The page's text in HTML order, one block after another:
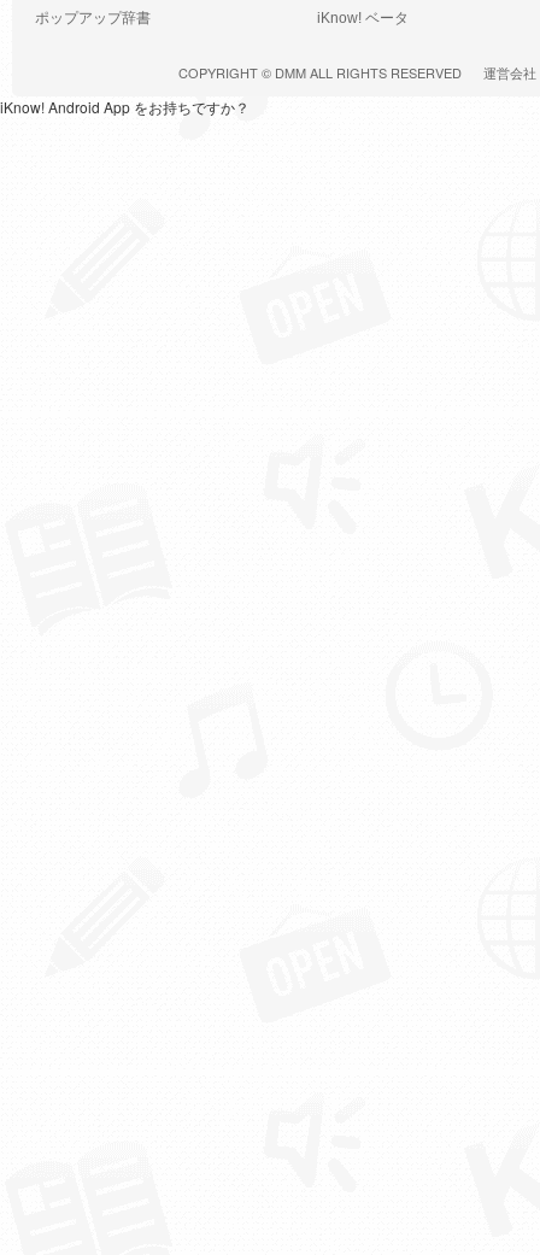
ポップアップ辞書
iKnow! ベータ
COPYRIGHT © DMMALL RIGHTS RESERVED 運営会社
iKnow! Android App をお持ちですか？